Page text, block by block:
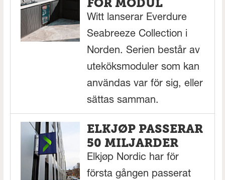
FÖR MODUL
Witt lanserar Everdure
Seabreeze Collection i
Norden. Serien består av
uteköksmoduler som kan
användas var för sig, eller
sättas samman.
ELKJØP PASSERAR
50 MILJARDER
Elkjøp Nordic har för
första gången passerat